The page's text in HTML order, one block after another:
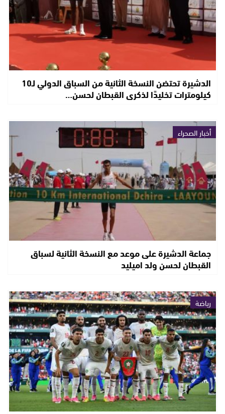
الدشيرة تحتضن النسخة الثانية من السباق الدولي لـ10
كيلومترات تخليدًا لذكرى القبطان لحسن…
أخبار الصحراء
جماعة الدشيرة على موعد مع النسخة الثانية لسباق
القبطان لحسن ولد اميليد
رياضة